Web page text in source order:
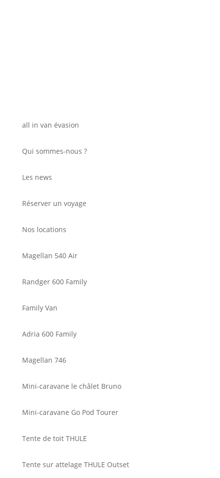
all in van évasion
Qui sommes-nous ?
Les news
Réserver un voyage
Nos locations
Magellan 540 Air
Randger 600 Family
Family Van
Adria 600 Family
Magellan 746
Mini-caravane le châlet Bruno
Mini-caravane Go Pod Tourer
Tente de toit THULE
Tente sur attelage THULE Outset